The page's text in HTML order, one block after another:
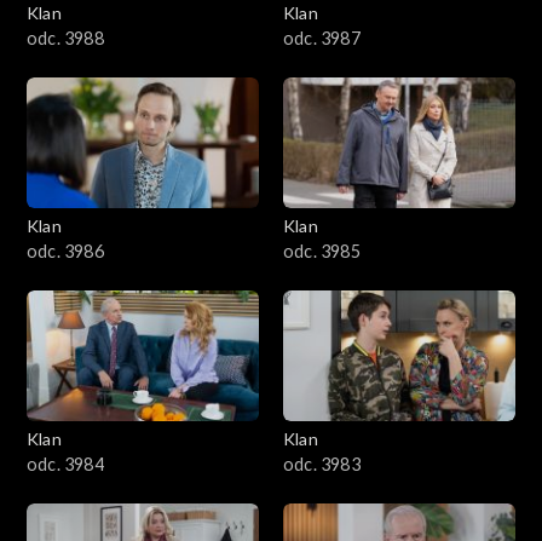
2301–2400
2201–2300
2101–2200
2001–2100
1901–2000
1801–1900
1701–1800
1601–1700
1501–1600
Klan
odc. 3988
Klan
odc. 3987
Klan
odc. 3986
Klan
odc. 3985
Klan
odc. 3984
Klan
odc. 3983